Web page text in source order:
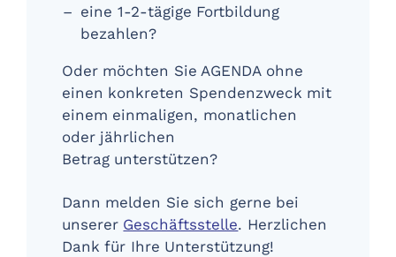
eine 1-2-tägige Fortbildung
bezahlen?
Oder möchten Sie AGENDA ohne
einen konkreten Spendenzweck mit
einem einmaligen, monatlichen
oder jährlichen
Betrag unterstützen?
Dann melden Sie sich gerne bei
unserer Geschäftsstelle. Herzlichen
Dank für Ihre Unterstützung!